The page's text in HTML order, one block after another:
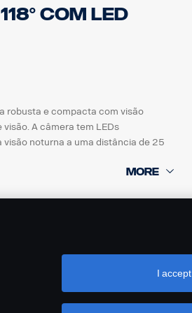
com LED
robusta e compacta com visão
A câmera tem LEDs
noturna a uma distância de 25
e fluidos automotivos.
I accept